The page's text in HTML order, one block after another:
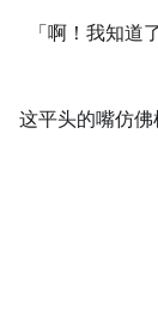
「啊！我知道
这平头的嘴仿